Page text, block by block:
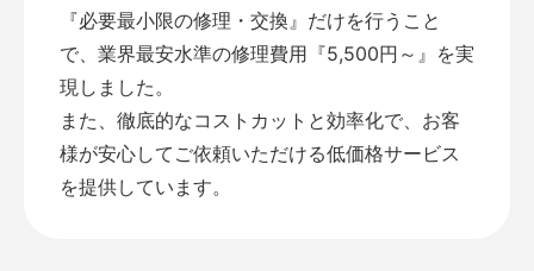
『必要最小限の修理・交換』だけを行うこと
で、業界最安水準の修理費用『5,500円～』を実
現しました。
また、徹底的なコストカットと効率化で、お客
様が安心してご依頼いただける低価格サービス
を提供しています。